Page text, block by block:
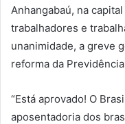
Anhangabaú, na
trabalhadores e
unanimidade, a greve
reforma da
“Está aprovado! O
aposentadoria dos